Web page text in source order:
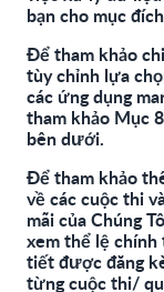
bạn cho mục
Để tham khảo
tùy chỉnh lựa
các ứng dụng
tham khảo Mục
bên dưới.
Để tham khảo
về các cuộc thi
mãi của Chúng
xem thể lệ
tiết được đăng
từng cuộc thi/